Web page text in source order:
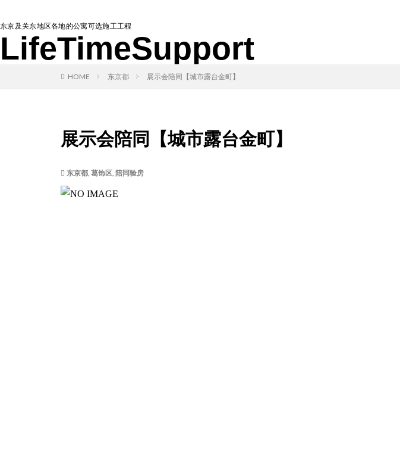
东京及关东地区各地的公寓可选施工工程
LifeTimeSupport
HOME 东京都 展示会陪同【城市露台金町】
展示会陪同【城市露台金町】
东京都, 葛饰区, 陪同验房